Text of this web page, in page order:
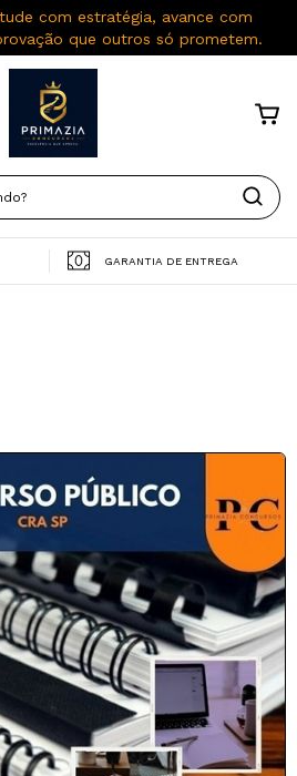
com estratégia, avance com
que outros só prometem.
GARANTIA DE ENTREGA